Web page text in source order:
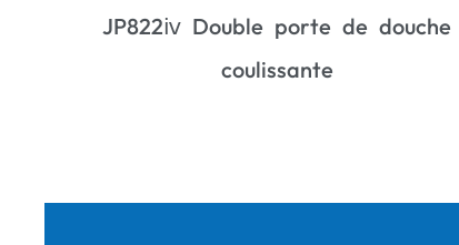
JK6404 Porte de douche coulissante
incurvée